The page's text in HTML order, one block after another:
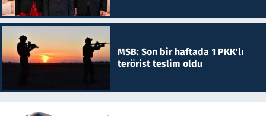
MSB: Son bir haftada 1 PKK'lı
terörist teslim oldu